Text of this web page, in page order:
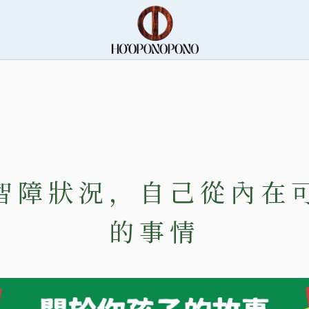
障狀況，自己從內在
的事情